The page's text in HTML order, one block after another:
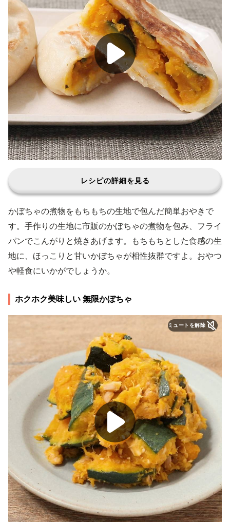
レシピの詳細を見る
かぼちゃの煮物をもちもちの生地で包んだ簡単おやきで
す。手作りの生地に市販のかぼちゃの煮物を包み、フライ
パンでこんがりと焼きあげます。もちもちとした食感の生
地に、ほっこりと甘いかぼちゃが相性抜群ですよ。おやつ
や軽食にいかがでしょうか。
ホクホク美味しい 無限かぼちゃ
ミュートを解除